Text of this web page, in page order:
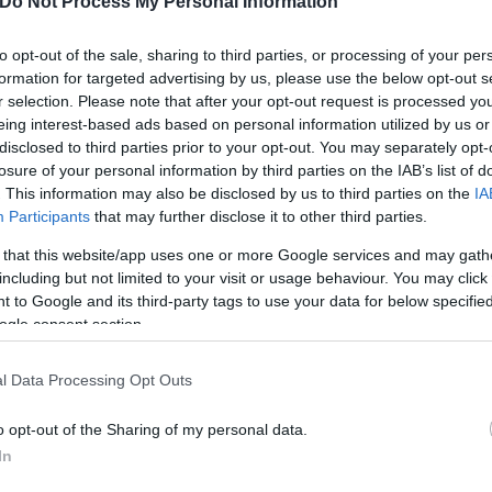
opt-out of the sale, sharing to third parties, or processing of your
for targeted advertising by us, please use the below opt-out
selection. Please note that after your opt-out request is processed
interest-based ads based on personal information utilized by us
to third parties prior to your opt-out. You may separately
of your personal information by third parties on the IAB’s list of
This information may also be disclosed by us to third parties on the
Participants that may further disclose it to other third parties.
that this website/app uses one or more Google services and may
but not limited to your visit or usage behaviour. You may
to Google and its third-party tags to use your data for below
consent section.
Data Processing Opt Outs
opt-out of the Sharing of my personal data.
τον θεό» - Η κυρία Μέσι
στο Instagram, την
η σύντροφος του
Και οι μαϊμούδες έχουν
επιστήμονες ρίχνουν φως
"φιλίες" μεταξύ